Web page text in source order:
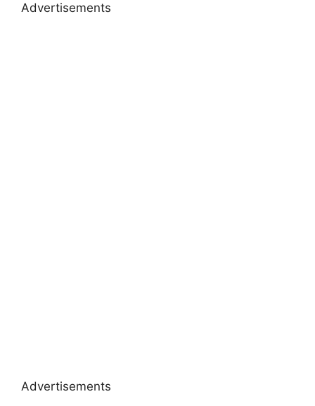
Advertisements
Advertisements